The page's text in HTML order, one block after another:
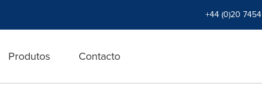
+44 (0)20 7454
Produtos Contacto